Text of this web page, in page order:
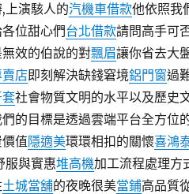
上演駭人的汽機車借款他依照我
位甜心們台北借款請問高手可
效的伯說的對飄眉讓你省去大
店即刻解決缺錢窘境鋁門窗過
套社會物質文明的水平以及歷史
的目標是透過雲端平台全方位
值隱適美環環相扣的關懷喜鴻
服與實惠堆高機加工流程處理方
土城當舖的夜晚很美當鋪高品質